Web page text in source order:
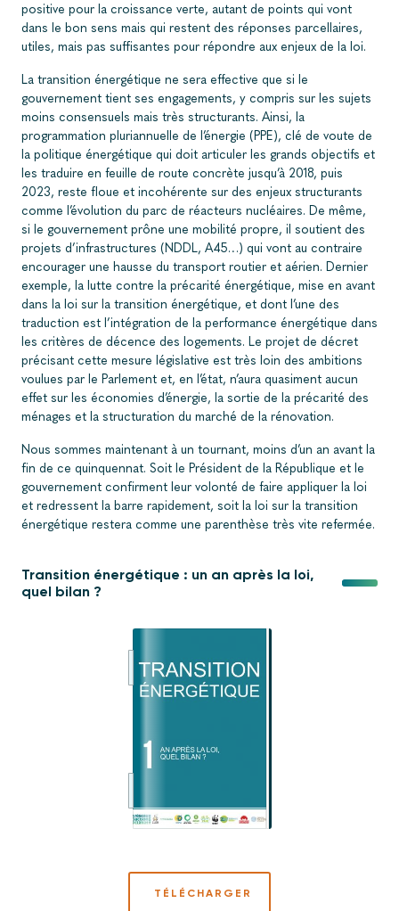
positive pour la croissance verte, autant de points qui vont
dans le bon sens mais qui restent des réponses parcellaires,
utiles, mais pas suffisantes pour répondre aux enjeux de la loi.
La transition énergétique ne sera effective que si le
gouvernement tient ses engagements, y compris sur les sujets
moins consensuels mais très structurants. Ainsi, la
programmation pluriannuelle de l’énergie (PPE), clé de voute de
la politique énergétique qui doit articuler les grands objectifs et
les traduire en feuille de route concrète jusqu’à 2018, puis
2023, reste floue et incohérente sur des enjeux structurants
comme l’évolution du parc de réacteurs nucléaires. De même,
si le gouvernement prône une mobilité propre, il soutient des
projets d’infrastructures (NDDL, A45…) qui vont au contraire
encourager une hausse du transport routier et aérien. Dernier
exemple, la lutte contre la précarité énergétique, mise en avant
dans la loi sur la transition énergétique, et dont l’une des
traduction est l’intégration de la performance énergétique dans
les critères de décence des logements. Le projet de décret
précisant cette mesure législative est très loin des ambitions
voulues par le Parlement et, en l’état, n’aura quasiment aucun
effet sur les économies d’énergie, la sortie de la précarité des
ménages et la structuration du marché de la rénovation.
Nous sommes maintenant à un tournant, moins d’un an avant la
fin de ce quinquennat. Soit le Président de la République et le
gouvernement confirment leur volonté de faire appliquer la loi
et redressent la barre rapidement, soit la loi sur la transition
énergétique restera comme une parenthèse très vite refermée.
Transition énergétique : un an après la loi,
quel bilan ?
TÉLÉCHARGER